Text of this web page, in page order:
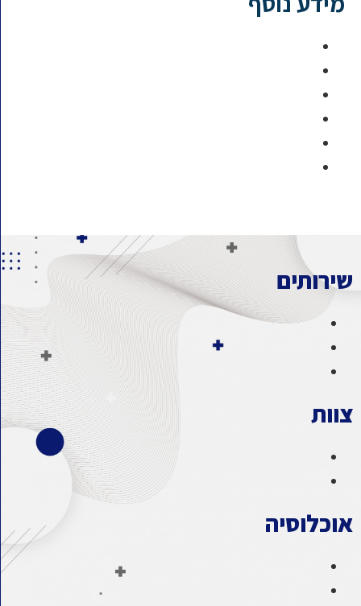
שירותים
צוות
אוכלוסיה